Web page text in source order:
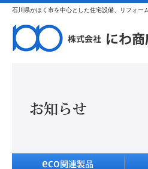
石川県かほく市を中心とした住宅設備、リフォ